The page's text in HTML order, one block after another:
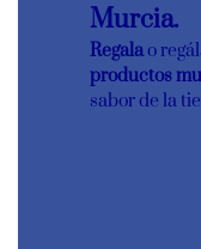
Murcia.
Regalao
productos
sabor de la